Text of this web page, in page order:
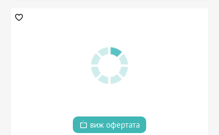
виж офертата